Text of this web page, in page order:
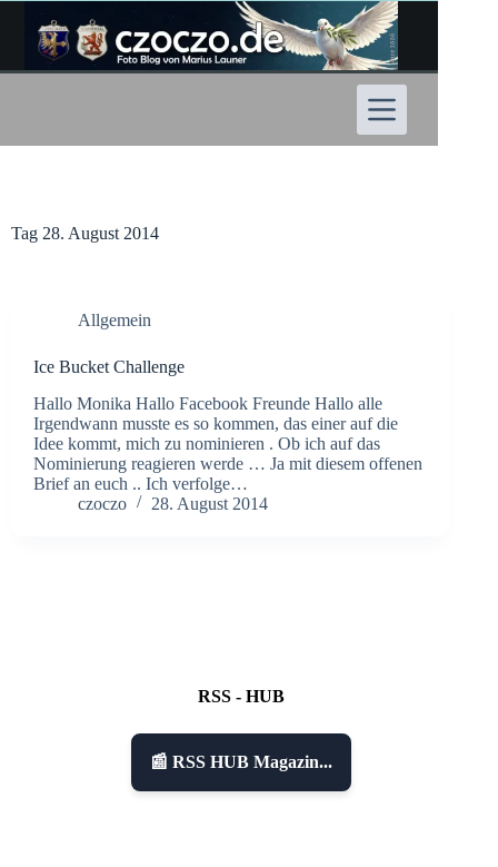
Inhalt
springen
Tag 28. August 2014
Allgemein
Ice Bucket Challenge
Hallo Monika Hallo Facebook Freunde Hallo alle
Irgendwann musste es so kommen, das einer auf die
Idee kommt, mich zu nominieren . Ob ich auf das
Nominierung reagieren werde … Ja mit diesem offenen
Brief an euch .. Ich verfolge…
czoczo
28. August 2014
RSS - HUB
📰 RSS HUB Magazin...